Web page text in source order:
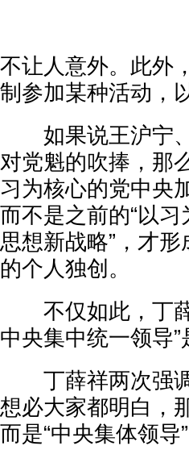
不让人意外。此外
制参加某种活动，
如果说王沪宁、
对党魁的吹捧，那
习为核心的党中央
而不是之前的“以
思想新战略”，才
的个人独创。
不仅如此，丁薛
中央集中统一领导
丁薛祥两次强调
想必大家都明白，
而是“中央集体领导”